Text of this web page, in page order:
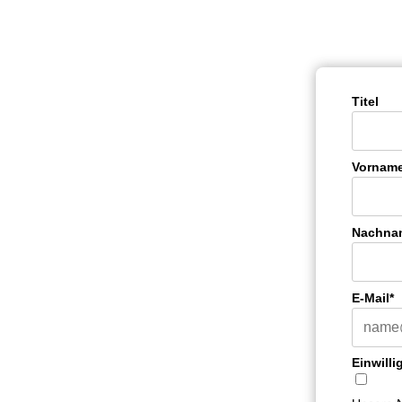
Titel
E-Mail*